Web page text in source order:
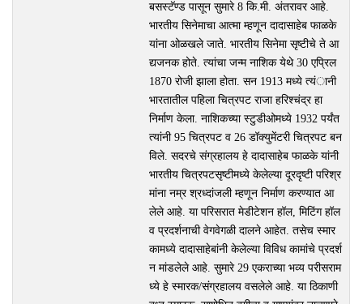
बसस्टॅण्ड पासून सुमारे 8 कि.मी. अंतरावर आहे.
भारतीय सिनेमाचा आत्मा म्हणून दादासाहेब फाळके
यांना ओळखले जाते. भारतीय सिनेमा सृष्टीचे ते आ
द्यजनक होते. त्यांचा जन्म नाशिक येथे 30 एप्रिल
1870 रोजी झाला होता. सन 1913 मध्ये त्यंानी
भारतातील पहिला चित्रपट राजा हरिश्चंद्र हा
निर्माण केला. नाशिकच्या स्टुडीओमध्ये 1932 पर्यंत
त्यांनी 95 चित्रपट व 26 डॉक्युमेंटरी चित्रपट बन
विले. सदरचे संग्रहालय हे दादासाहेब फाळके यांनी
भारतीय चित्रपटसृष्टीमध्ये केलेल्या दूरदृष्टी परिश्र
मांना नम्र श्रध्दांजली म्हणून निर्माण करण्यात आ
लेले आहे. या परिसरात मेडीटेशन हॉल, मिटिंग हॉल
व प्रदर्शनाची वेगवेगळी दालने आहेत. तसेच स्मार
कामध्ये दादासाहेबांनी केलेल्या विविध कामांचे प्रदर्श
न मांडलेले आहे. सुमारे 29 एकराच्या भव्य परीसराम
ध्ये हे स्मारक/संग्रहालय वसलेले आहे. या ठिकाणी